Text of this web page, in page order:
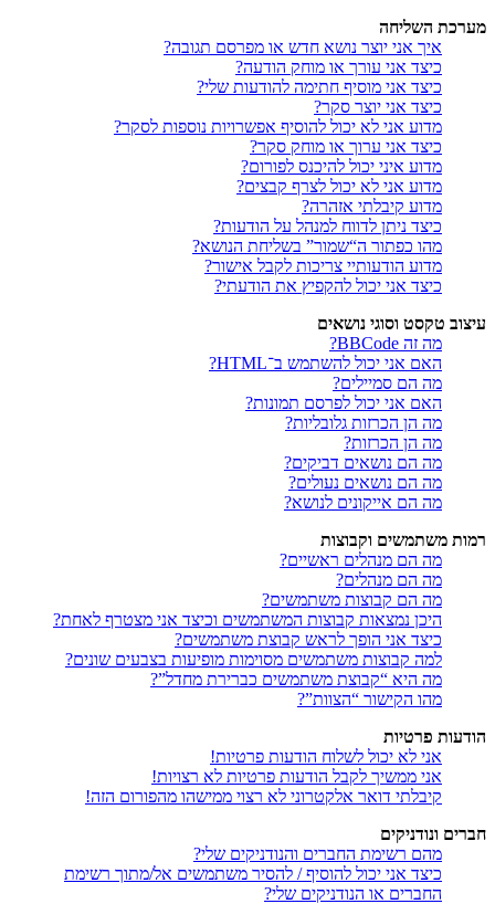
מערכת השליחה
איך אני יוצר נושא חדש או מפרסם תגובה?
כיצד אני עורך או מוחק הודעה?
כיצד אני מוסיף חתימה להודעות שלי?
כיצד אני יוצר סקר?
מדוע אני לא יכול להוסיף אפשרויות נוספות לסקר?
כיצד אני ערוך או מוחק סקר?
מדוע איני יכול להיכנס לפורום?
מדוע אני לא יכול לצרף קבצים?
מדוע קיבלתי אזהרה?
כיצד ניתן לדווח למנהל על הודעות?
מהו כפתור ה“שמור” בשליחת הנושא?
מדוע הודעותיי צריכות לקבל אישור?
כיצד אני יכול להקפיץ את הודעתי?
עיצוב טקסט וסוגי נושאים
מה זה BBCode?
האם אני יכול להשתמש ב־HTML?
מה הם סמיילים?
האם אני יכול לפרסם תמונות?
מה הן הכרזות גלובליות?
מה הן הכרזות?
מה הם נושאים דביקים?
מה הם נושאים נעולים?
מה הם אייקונים לנושא?
רמות משתמשים וקבוצות
מה הם מנהלים ראשיים?
מה הם מנהלים?
מה הם קבוצות משתמשים?
היכן נמצאות קבוצות המשתמשים וכיצד אני מצטרף לאחת?
כיצד אני הופך לראש קבוצת משתמשים?
למה קבוצות משתמשים מסוימות מופיעות בצבעים שונים?
מה היא “קבוצת משתמשים כברירת מחדל”?
מהו הקישור “הצוות”?
הודעות פרטיות
אני לא יכול לשלוח הודעות פרטיות!
אני ממשיך לקבל הודעות פרטיות לא רצויות!
קיבלתי דואר אלקטרוני לא רצוי ממישהו מהפורום הזה!
חברים ונודניקים
מהם רשימת החברים והנודניקים שלי?
כיצד אני יכול להוסיף / להסיר משתמשים אל/מתוך רשימת
החברים או הנודניקים שלי?